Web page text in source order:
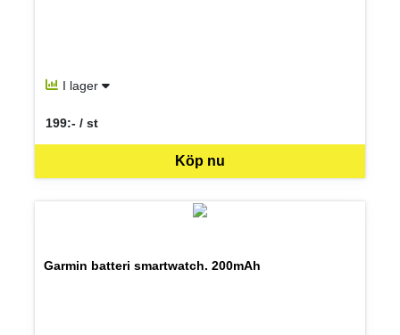
I lager
Köp nu
199:- / st
SEK per ST
Garmin batteri smartwatch. 200mAh